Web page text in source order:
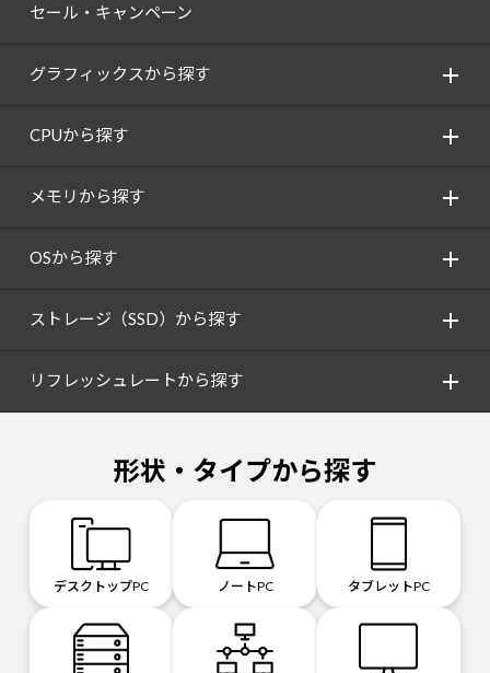
セール・キャンペーン
グラフィックスから探す
CPUから探す
メモリから探す
OSから探す
ストレージ（SSD）から探す
リフレッシュレートから探す
形状・タイプから探す
デスクトップPC ノートPC タブレットPC